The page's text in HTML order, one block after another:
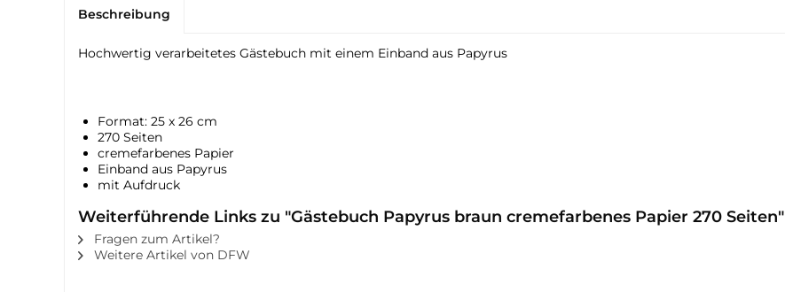
Beschreibung
Hochwertig verarbeitetes Gästebuch mit einem Einband aus Papyrus
Format: 25 x 26 cm
270 Seiten
cremefarbenes Papier
Einband aus Papyrus
mit Aufdruck
Weiterführende Links zu "Gästebuch Papyrus braun cremefarbenes Papier 270 Seiten"
Fragen zum Artikel?
Weitere Artikel von DFW